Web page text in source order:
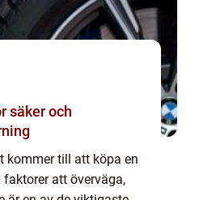
säker och
kommer till att köpa en
att överväga,